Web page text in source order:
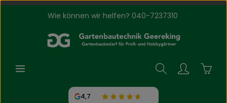
Zum Hauptinhalt springen
Wie können wir helfen? 040-7237310
4,7